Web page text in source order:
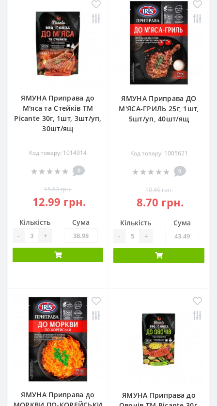
ЯМУНА Приправа до
М'яса та Стейків ТМ
Picante 30г, 1шт, 3шт/уп,
30шт/ящ
Код товару: 1014914
0
15.63 грн.
12.99 грн.
Кількість
- +
Сума
ЯМУНА Приправа ДО
М'ЯСА-ГРИЛЬ 25г, 1шт,
5шт/уп, 40шт/ящ
Код товару: 1005621
0
10.46 грн.
8.70 грн.
Кількість
- +
Сума
ЯМУНА Приправа до
ЯМУНА Приправа до